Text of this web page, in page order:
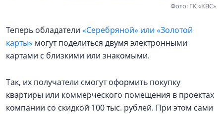
Фото: ГК «КВС»
Теперь обладатели «Серебряной» или «Золотой
карты» могут поделиться двумя электронными
картами с близкими или знакомыми.
Так, их получатели смогут оформить покупку
квартиры или коммерческого помещения в проектах
компании со скидкой 100 тыс. рублей. При этом сами